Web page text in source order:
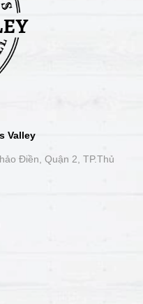
Valley
Điền, Quận 2, TP.Thủ